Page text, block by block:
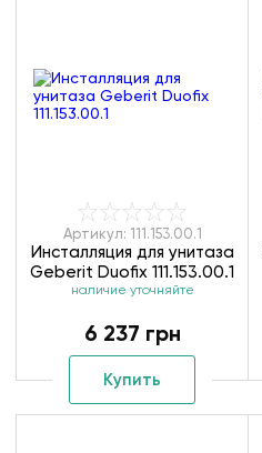
Артикул: 111.153.00.1
Инсталляция для унитаза
Geberit Duofix 111.153.00.1
наличие уточняйте
6 237 грн
Купить